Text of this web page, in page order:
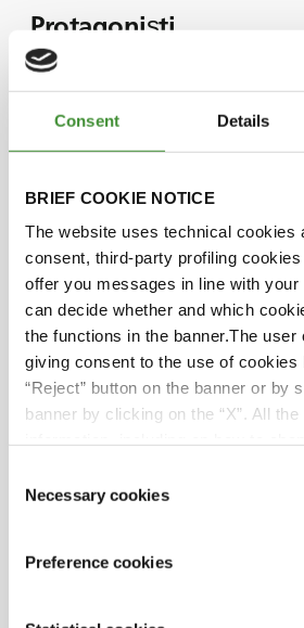
Consent Details
BRIEF COOKIE NOTICE
The website uses technical cookies
consent, third-party profiling
offer you messages in line with your
can decide whether and which
the functions in the banner.The user
giving consent to the use of cookies
“Reject” button on the banner or by
banner by clicking on the “X”. All the
Selection
Necessary cookies
Preference cookies
Protagoniști
Alfonso Bulhão Martins
Luís Bulhão Martins
Știați că?
Herdade do Pigeiro a
inovatoare de irigare,
din terenul său agricol cu
utilizează gestionarea precisă
mondial, Herdade do